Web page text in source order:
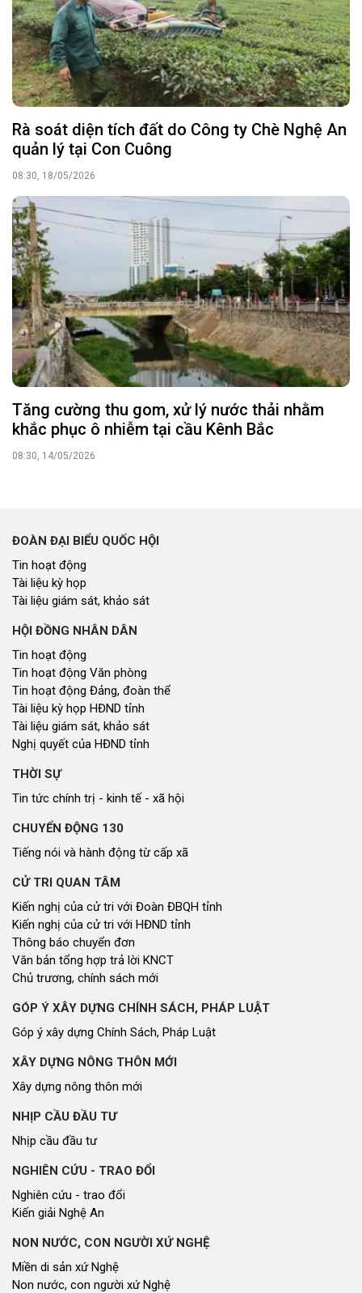
Rà soát diện tích đất do Công ty Chè Nghệ An
quản lý tại Con Cuông
08:30, 18/05/2026
Tăng cường thu gom, xử lý nước thải nhằm
khắc phục ô nhiễm tại cầu Kênh Bắc
08:30, 14/05/2026
ĐOÀN ĐẠI BIỂU QUỐC HỘI
Tin hoạt động
Tài liệu kỳ họp
Tài liệu giám sát, khảo sát
HỘI ĐỒNG NHÂN DÂN
Tin hoạt động
Tin hoạt động Văn phòng
Tin hoạt động Đảng, đoàn thể
Tài liệu kỳ họp HĐND tỉnh
Tài liệu giám sát, khảo sát
Nghị quyết của HĐND tỉnh
THỜI SỰ
Tin tức chính trị - kinh tế - xã hội
CHUYỂN ĐỘNG 130
Tiếng nói và hành động từ cấp xã
CỬ TRI QUAN TÂM
Kiến nghị của cử tri với Đoàn ĐBQH tỉnh
Kiến nghị của cử tri với HĐND tỉnh
Thông báo chuyển đơn
Văn bản tổng hợp trả lời KNCT
Chủ trương, chính sách mới
GÓP Ý XÂY DỰNG CHÍNH SÁCH, PHÁP LUẬT
Góp ý xây dựng Chính Sách, Pháp Luật
XÂY DỰNG NÔNG THÔN MỚI
Xây dựng nông thôn mới
NHỊP CẦU ĐẦU TƯ
Nhịp cầu đầu tư
NGHIÊN CỨU - TRAO ĐỔI
Nghiên cứu - trao đổi
Kiến giải Nghệ An
NON NƯỚC, CON NGƯỜI XỨ NGHỆ
Miền di sản xứ Nghệ
Non nước, con người xứ Nghệ